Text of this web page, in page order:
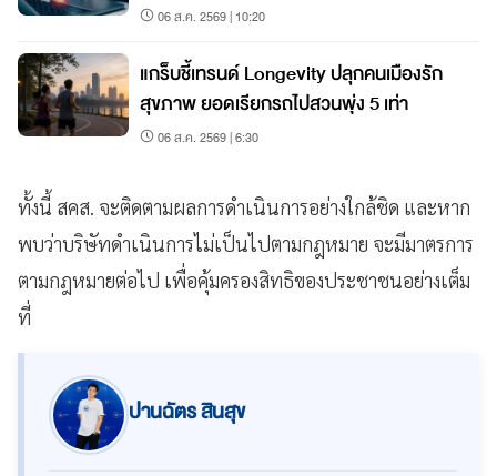
06 ส.ค. 2569 | 10:20
แกร็บชี้เทรนด์ Longevity ปลุกคนเมืองรัก
สุขภาพ ยอดเรียกรถไปสวนพุ่ง 5 เท่า
06 ส.ค. 2569 | 6:30
ทั้งนี้ สคส. จะติดตามผลการดำเนินการอย่างใกล้ชิด และหาก
พบว่าบริษัทดำเนินการไม่เป็นไปตามกฎหมาย จะมีมาตรการ
ตามกฎหมายต่อไป เพื่อคุ้มครองสิทธิของประชาชนอย่างเต็ม
ที่
ปานฉัตร สินสุข